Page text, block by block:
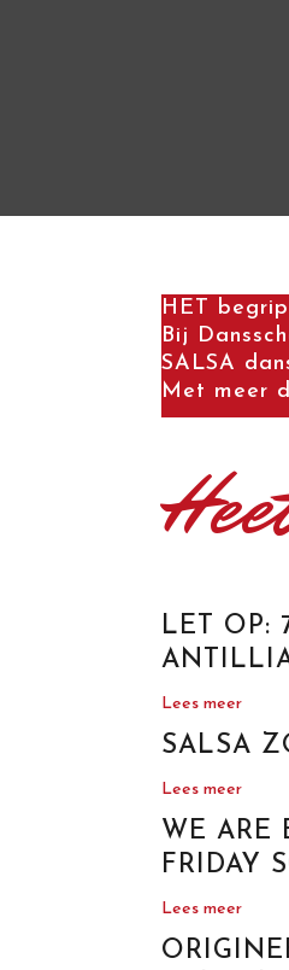
HET
Bij
SALSA
Met meer
LET OP:
Lees meer
SALSA
Lees meer
WE ARE
FRIDAY
Lees meer